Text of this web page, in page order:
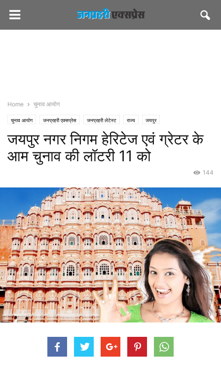
Home चुनाव आयोग
चुनाव आयोग जनप्रहरी एक्सप्रेस जनप्रहरी लेटेस्ट राज्य जयपुर
जयपुर नगर निगम हेरिटेज एवं ग्रेटर के
आम चुनाव की लॉटरी 11 को
144